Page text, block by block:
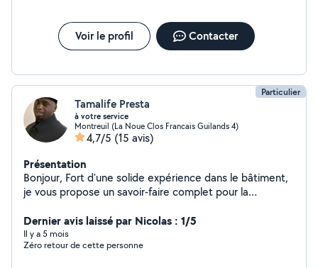
Voir le profil Contacter
Particulier
Tamalife Presta
à votre service
Montreuil (La Noue Clos Francais Guilands 4)
4,7/5 (15 avis)
Présentation
Bonjour, Fort d'une solide expérience dans le bâtiment,
je vous propose un savoir-faire complet pour la
"tous corps d'état" me permet de prendre en charge
l'intégralité de vos projets, vous évitant ainsi de
multiplier les intervenants. Mon expertise à votre
Dernier avis laissé par Nicolas : 1/5
Il y a 5 mois
Zéro retour de cette personne